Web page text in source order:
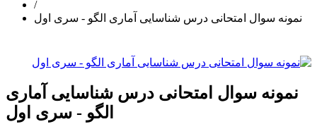
/
نمونه سوال امتحانی درس شناسایی آماری الگو - سری اول
نمونه سوال امتحانی درس شناسایی آماری
الگو - سری اول